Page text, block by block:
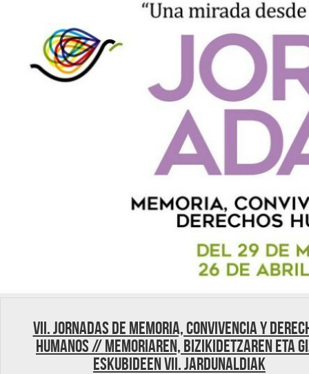
VII. Jornadas de Memoria, Convivencia y
Humanos // Memoriaren, Bizikidetzaren eta
Eskubideen VII. Jardunaldiak